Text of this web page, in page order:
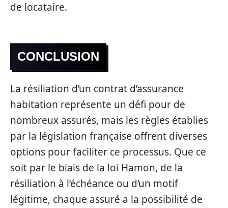
de locataire.
CONCLUSION
La résiliation d’un contrat d’assurance
habitation représente un défi pour de
nombreux assurés, mais les règles établies
par la législation française offrent diverses
options pour faciliter ce processus. Que ce
soit par le biais de la loi Hamon, de la
résiliation à l’échéance ou d’un motif
légitime, chaque assuré a la possibilité de